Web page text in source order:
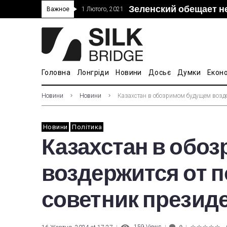
Важное 1 Лютого, 2021 Зеленский обещает
Прошло 5-тое
“Дочка” Beijing
В Украине ввели
Головна Лонгріди Новини Досьє Думки
Новини Новини Казахстан в обозримом будущем
Новини Політика
Казахстан в
воздержится от
советник